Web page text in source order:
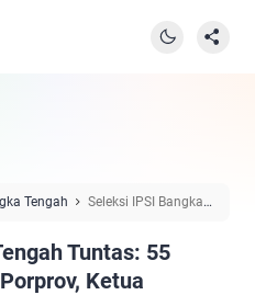
Tengah
Seleksi IPSI Bangka
Tuntas: 55
Ketua